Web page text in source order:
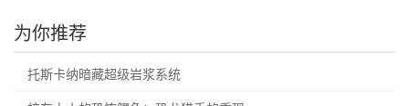
为你推荐
托斯卡纳暗藏超级岩浆系统